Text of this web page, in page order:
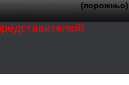
(порожньо)